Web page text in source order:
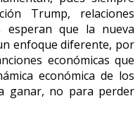
Trump, relaciones
esperan que la nueva
enfoque diferente, por
económicas que
económica de los
ganar, no para perder